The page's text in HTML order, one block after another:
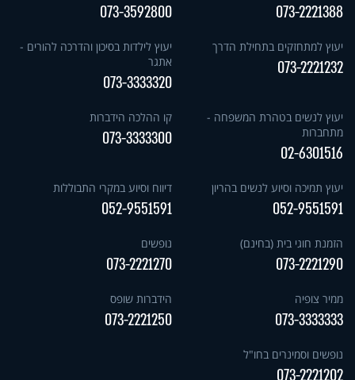
073-2221388
073-3592800
יעוץ למתחזקים בתחילת הדרך
073-2221232
יעוץ לילדות בסיכון והדרכה להורים -
אתגר
073-3333320
יעוץ לנשים בטהרת המשפחה -
מתחברות
02-6301516
קו ההלכה הידברות
073-3333300
יעוץ תמיכה וסיוע לנשים בהריון
052-9551591
דיווח וסיוע במקרי התבוללות
052-9551591
הזמנת חוגי בית (בחינם)
073-2221290
נופשים
073-2221270
ממיר צופיה
073-3333333
הידברות שופס
073-2221250
נופשים וסמינרים בחו"ל